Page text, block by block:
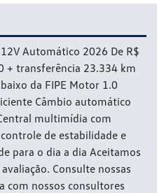
Automático 2026 De R$
+ transferência 23.334 km
da FIPE Motor 1.0
Câmbio automático
multimídia com
de estabilidade e
para o dia a dia Aceitamos
Consulte nossas
com nossos consultores